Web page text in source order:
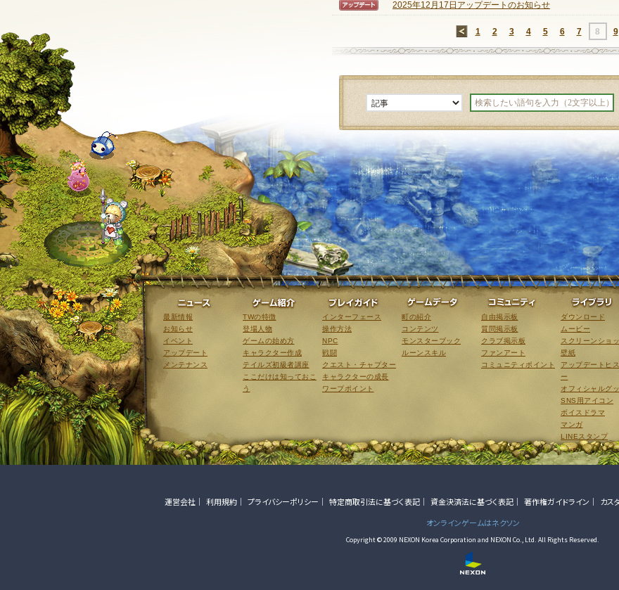
【アップデート】
2025年12月17日アップデートのお知らせ
←1 2 3 4 5 6 7 8 9
ニュース
最新情報
お知らせ
イベント
アップデート
メンテナンス
ゲーム紹介
TWの特徴
登場人物
ゲームの始め方
キャラクター作成
テイルズ初級者講座
ここだけは知っておこ
う
プレイガイド
インターフェース
操作方法
NPC
戦闘
クエスト・チャプター
キャラクターの成長
ワープポイント
ゲームデータ
町の紹介
コンテンツ
モンスターブック
ルーンスキル
コミュニテ
自由掲示板
質問掲示板
クラブ掲示板
ファンアート
コミュニティポイント
ダウンロード
ムービー
スクリーンショ
壁紙
アップデートヒ
ー
オフィシャルグ
SNS用アイコン
ボイスドラマ
マンガ
LINEスタンプ
運営会社 利用規約 プライバシーポリシー 特定商取引法に基づく表記 資金決済法に基づく表記 著作権ガイドライン カス
オンラインゲームはネクソン
Copyright © 2009 NEXON Korea Corporation and NEXON Co., Ltd. All Rights Reserved.